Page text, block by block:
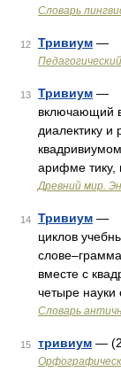
Словарь
12 Тривиум —
13 Тривиум — с
включающий
диалектику и
арифме тику,
Древний мир.
14 Тривиум —
циклов
вместе с
четыре науки
Словарь
15 тривиум —